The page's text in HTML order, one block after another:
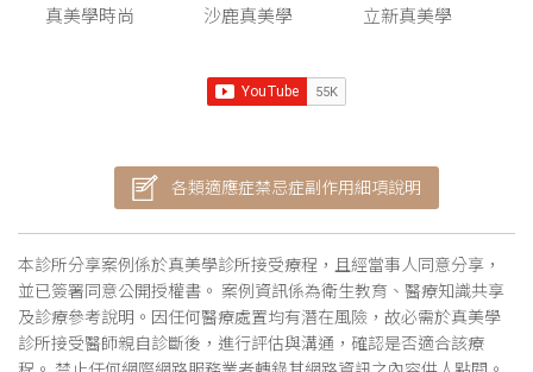
真美學時尚 沙鹿真美學 立新真美學
各類適應症禁忌症副作用細項說明
本診所分享案例係於真美學診所接受療程，且經當事人同意分享，
並已簽署同意公開授權書。 案例資訊係為衛生教育、醫療知識共享
及診療參考說明。因任何醫療處置均有潛在風險，故必需於真美學
診所接受醫師親自診斷後，進行評估與溝通，確認是否適合該療